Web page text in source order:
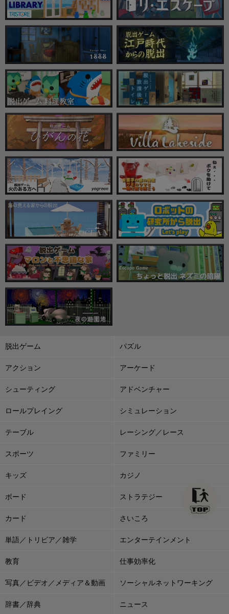
脱出ゲーム パズル
アクション アーケード
シューティング アドベンチャー
ロールプレイング シミュレーション
テーブル レーシング／レース
スポーツ ファミリー
キッズ カジノ
ボード ストラテジー
カード さいころ
単語／トリビア／雑学 エンターテインメント
教育 仕事効率化
写真／ビデオ／メディア＆動画 ソーシャルネットワーキング
辞書／辞典 ニュース